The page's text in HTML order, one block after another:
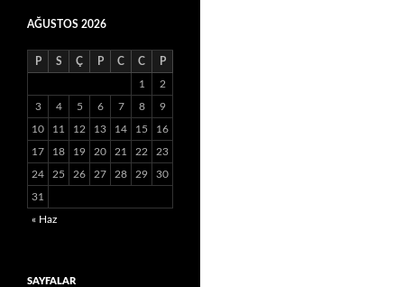
AĞUSTOS 2026
P S Ç P C C P
1 2
3 4 5 6 7 8 9
10 11 12 13 14 15 16
17 18 19 20 21 22 23
24 25 26 27 28 29 30
31
« Haz
SAYFALAR